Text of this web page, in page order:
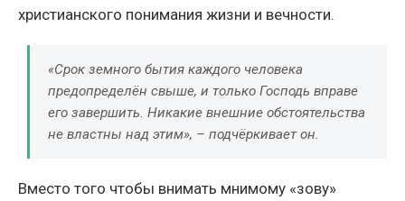
христианского понимания жизни и вечности.
«Срок земного бытия каждого человека
предопределён свыше, и только Господь вправе
его завершить. Никакие внешние обстоятельства
не властны над этим», – подчёркивает он.
Вместо того чтобы внимать мнимому «зову»